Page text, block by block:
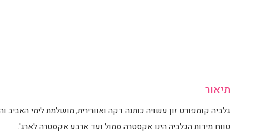
תיאור
גלביה קומפורט זון עשויה כותנה דקה ואוורירית, מושלמת לימי האביב
טווח מידות הגלביה הינו אקסטרה סמול ועד ארבע אקסטרה לארג'.